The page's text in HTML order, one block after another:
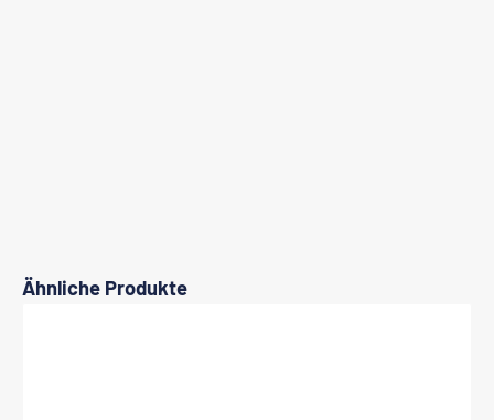
Produktgalerie überspringen
Ähnliche Produkte